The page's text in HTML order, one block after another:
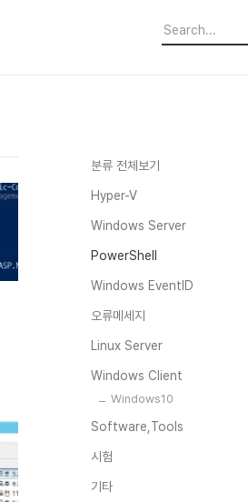
분류 전체보기
Hyper-V
Windows Server
PowerShell
Windows EventID
오류메세지
Linux Server
Windows Client
Windows10
Software,Tools
시험
기타